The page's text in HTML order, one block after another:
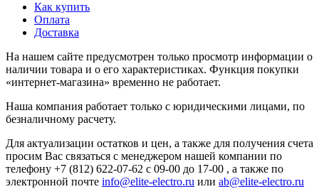
Как купить
Оплата
Доставка
На нашем сайте предусмотрен только просмотр информации о
наличии товара и о его характеристиках. Функция покупки
«интернет-магазина» временно не работает.
Наша компания работает только с юридическими лицами, по
безналичному расчету.
Для актуализации остатков и цен, а также для получения счета
просим Вас связаться с менеджером нашей компании по
телефону +7 (812) 622-07-62 с 09-00 до 17-00 , а также по
электронной почте info@elite-electro.ru или ab@elite-electro.ru